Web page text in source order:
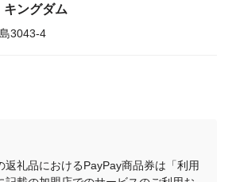
キングダム
3043-4
返礼品におけるPayPay商品券は「利用